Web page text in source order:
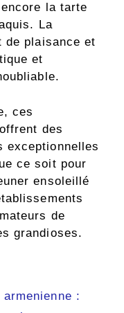
la tarte
La
de plaisance et
et
ces
des
exceptionnelles
ce soit pour
ensoleillé
de
grandioses.
: